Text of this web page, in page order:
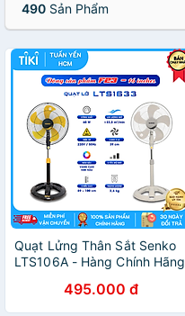
490 Sản Phẩm
Quạt Lửng Thân Sắt Senko
LTS106A - Hàng Chính Hãng
495.000 đ